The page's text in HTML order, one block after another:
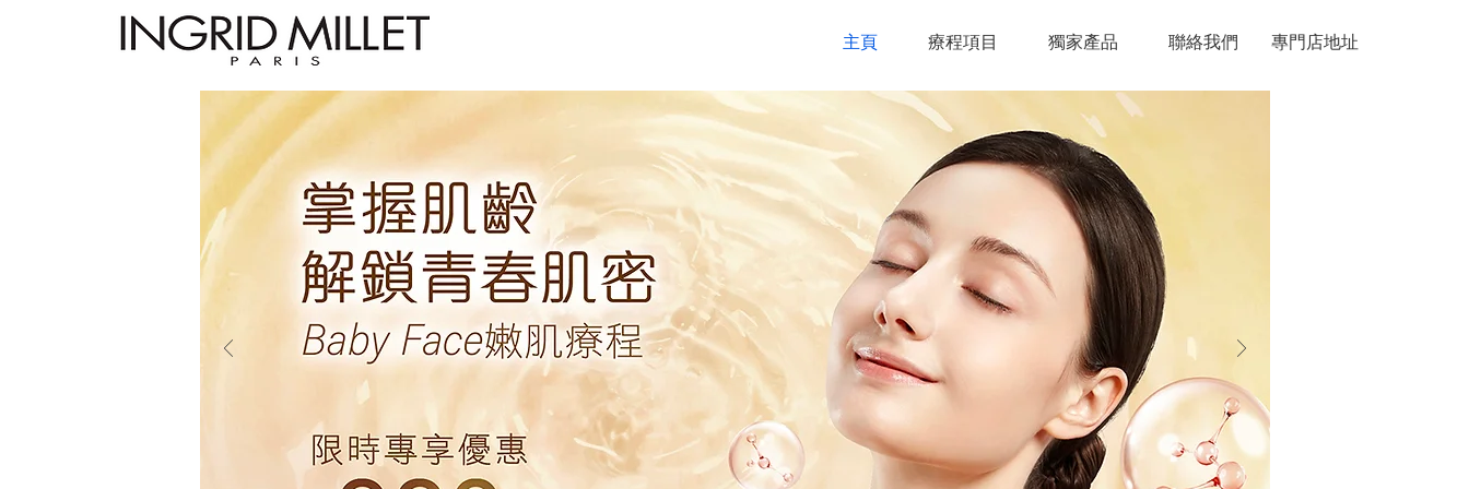
主頁 療程項目 獨家產品 聯絡我們 專門店地址